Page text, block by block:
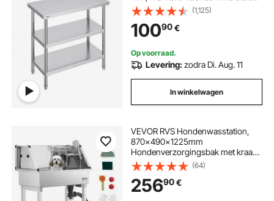
keukens, met 2 verstelbare
onderste planken, robuuste
metalen werktafel voor grill, keuken
(1,125)
10090€
Op voorraad.
Levering:zodra Di. Aug. 11
In winkelwagen
VEVOR RVS Hondenwasstation,
870x490x1225mm
Hondenverzorgingsbak met kraan,
douchekop, zeephouder en
speelballen, Hondenbad voor
meerdere huisdieren, Wasbak voor
thuis
(64)
25690€